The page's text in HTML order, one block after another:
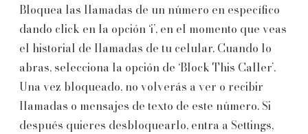
Bloquea las llamadas de un número en específico
dando click en la opción ‘i’, en el momento que veas
el historial de llamadas de tu celular. Cuando lo
abras, selecciona la opción de ‘Block This Caller’.
Una vez bloqueado, no volverás a ver o recibir
llamadas o mensajes de texto de este número. Si
después quieres desbloquearlo, entra a Settings,